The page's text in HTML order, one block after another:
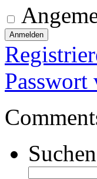
Passwort
Suchen